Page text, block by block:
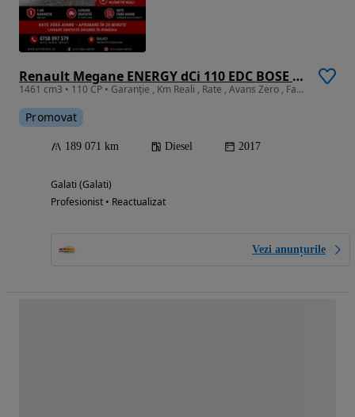
Renault Megane ENERGY dCi 110 EDC BOSE EDITION
1461 cm3 • 110 CP • Garanție , Km Reali , Rate , Avans Zero , Factura.
Promovat
189 071 km Diesel 2017
Galati (Galati)
Profesionist • Reactualizat
Vezi anunțurile